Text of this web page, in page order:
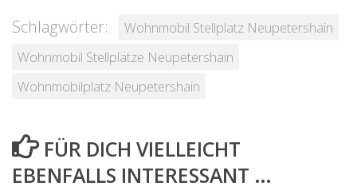
Schlagwörter:
Wohnmobil Stellplatz Neupetershain
Wohnmobil Stellplätze Neupetershain
Wohnmobilplatz Neupetershain
FÜR DICH VIELLEICHT
EBENFALLS INTERESSANT …